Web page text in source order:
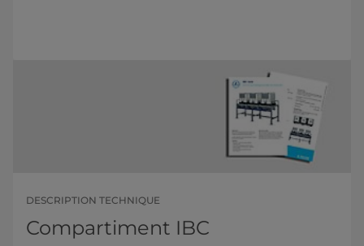
DESCRIPTION TECHNIQUE
Compartiment IBC